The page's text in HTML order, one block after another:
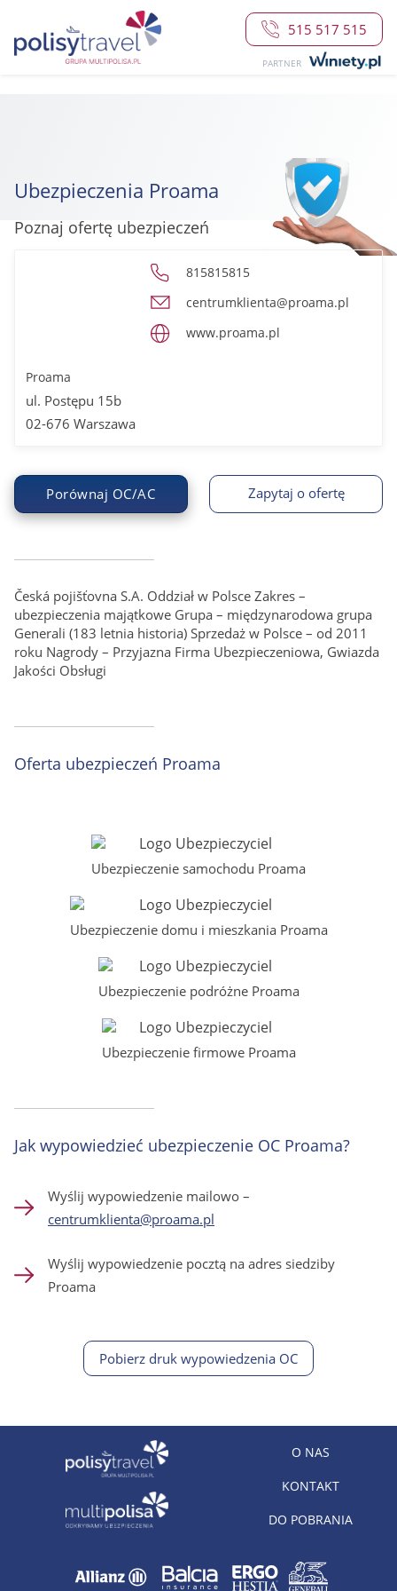
515 517 515
PARTNER
Ubezpieczenia Proama
Poznaj ofertę ubezpieczeń
815815815
centrumklienta@proama.pl
www.proama.pl
Proama
ul. Postępu 15b
02-676 Warszawa
Porównaj OC/AC Zapytaj o ofertę
Česká pojišťovna S.A. Oddział w Polsce Zakres –
ubezpieczenia majątkowe Grupa – międzynarodowa grupa
Generali (183 letnia historia) Sprzedaż w Polsce – od 2011
roku Nagrody – Przyjazna Firma Ubezpieczeniowa, Gwiazda
Jakości Obsługi
Oferta ubezpieczeń Proama
Ubezpieczenie samochodu Proama
Ubezpieczenie domu i mieszkania Proama
Ubezpieczenie podróżne Proama
Ubezpieczenie firmowe Proama
Jak wypowiedzieć ubezpieczenie OC Proama?
Wyślij wypowiedzenie mailowo –
centrumklienta@proama.pl
Wyślij wypowiedzenie pocztą na adres siedziby
Proama
Pobierz druk wypowiedzenia OC
O NAS
KONTAKT
DO POBRANIA